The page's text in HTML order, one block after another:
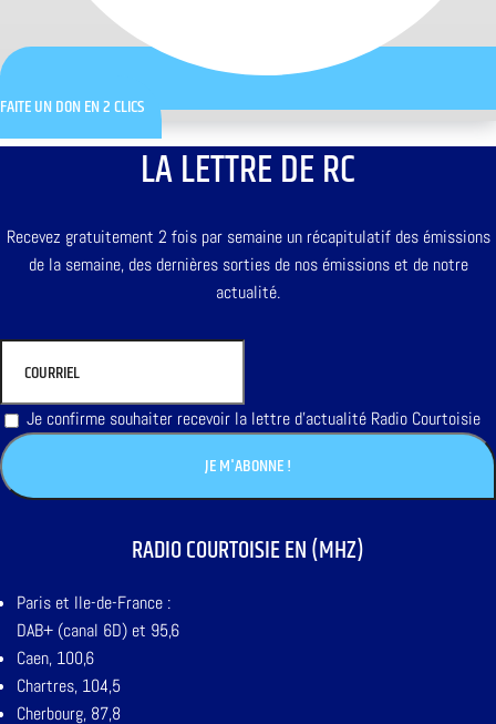
FAITE UN DON EN 2 CLICS
LA LETTRE DE RC
Recevez gratuitement 2 fois par semaine un récapitulatif des émissions
de la semaine, des dernières sorties de nos émissions et de notre
actualité.
Je confirme souhaiter recevoir la lettre d'actualité Radio Courtoisie
RADIO COURTOISIE EN (MHZ)
Paris et Ile-de-France :
DAB+ (canal 6D) et 95,6
Caen, 100,6
Chartres, 104,5
Cherbourg, 87,8